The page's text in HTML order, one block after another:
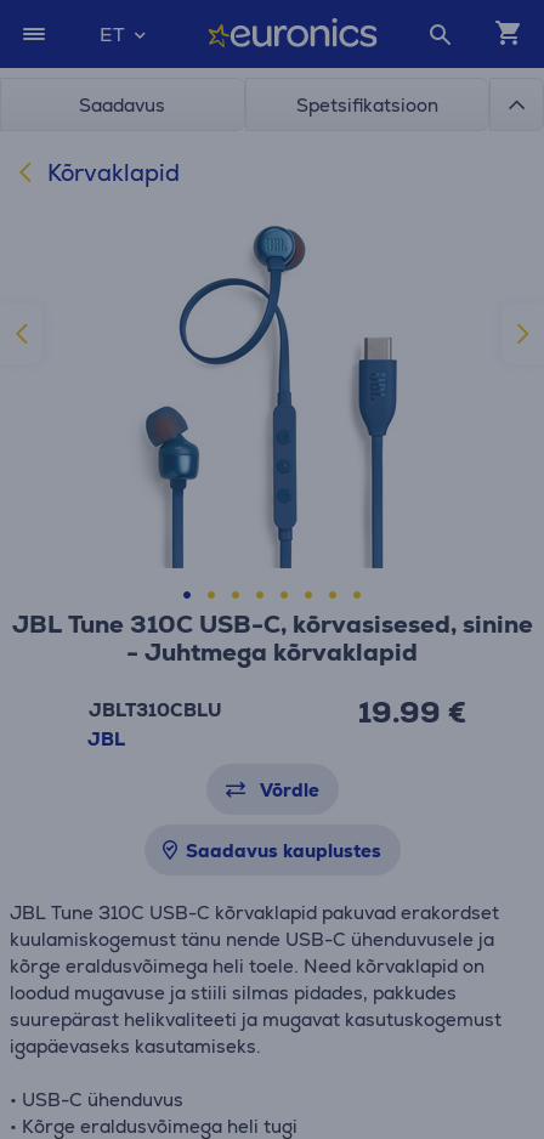
ET
Saadavus Spetsifikatsioon
Kõrvaklapid
JBL Tune 310C USB-C, kõrvasisesed, sinine
- Juhtmega kõrvaklapid
JBLT310CBLU
JBL
19.99 €
Võrdle
Saadavus kauplustes
JBL Tune 310C USB-C kõrvaklapid pakuvad erakordset
kuulamiskogemust tänu nende USB-C ühenduvusele ja
kõrge eraldusvõimega heli toele. Need kõrvaklapid on
loodud mugavuse ja stiili silmas pidades, pakkudes
suurepärast helikvaliteeti ja mugavat kasutuskogemust
igapäevaseks kasutamiseks.
• USB-C ühenduvus
• Kõrge eraldusvõimega heli tugi